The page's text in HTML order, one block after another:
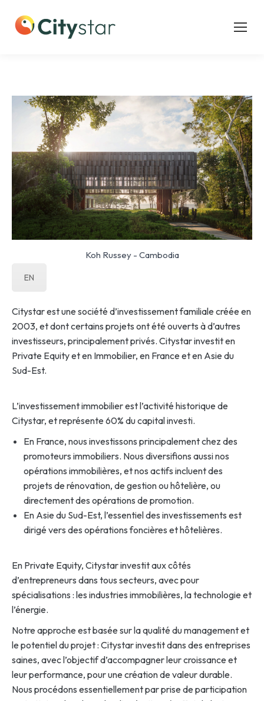
Koh Russey - Cambodia
EN
Citystar est une société d’investissement familiale créée en
2003, et dont certains projets ont été ouverts à d’autres
investisseurs, principalement privés. Citystar investit en
Private Equity et en Immobilier, en France et en Asie du
Sud-Est.
L’investissement immobilier est l’activité historique de
Citystar, et représente 60% du capital investi.
En France, nous investissons principalement chez des
promoteurs immobiliers. Nous diversifions aussi nos
opérations immobilières, et nos actifs incluent des
projets de rénovation, de gestion ou hôtelière, ou
directement des opérations de promotion.
En Asie du Sud-Est, l’essentiel des investissements est
dirigé vers des opérations foncières et hôtelières.
En Private Equity, Citystar investit aux côtés
d’entrepreneurs dans tous secteurs, avec pour
spécialisations : les industries immobilières, la technologie et
l’énergie.
Notre approche est basée sur la qualité du management et
le potentiel du projet : Citystar investit dans des entreprises
saines, avec l’objectif d’accompagner leur croissance et
leur performance, pour une création de valeur durable.
Nous procédons essentiellement par prise de participation